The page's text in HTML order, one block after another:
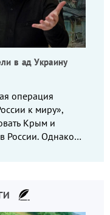
в ад Украину
операция
к миру»,
Крым и
России. Однако